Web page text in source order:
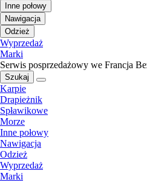
Inne połowy
Nawigacja
Odzież
Wyprzedaż
Marki
Serwis posprzedażowy we Francja
Szukaj
Karpie
Drapieżnik
Spławikowe
Morze
Inne połowy
Nawigacja
Odzież
Wyprzedaż
Marki